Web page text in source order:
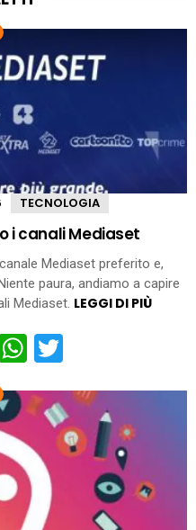
Comments
TECNOLOGIA
i canali Mediaset
Mediaset preferito e,
paura, andiamo a capire
Mediaset. LEGGI DI PIÙ
WhatsApp